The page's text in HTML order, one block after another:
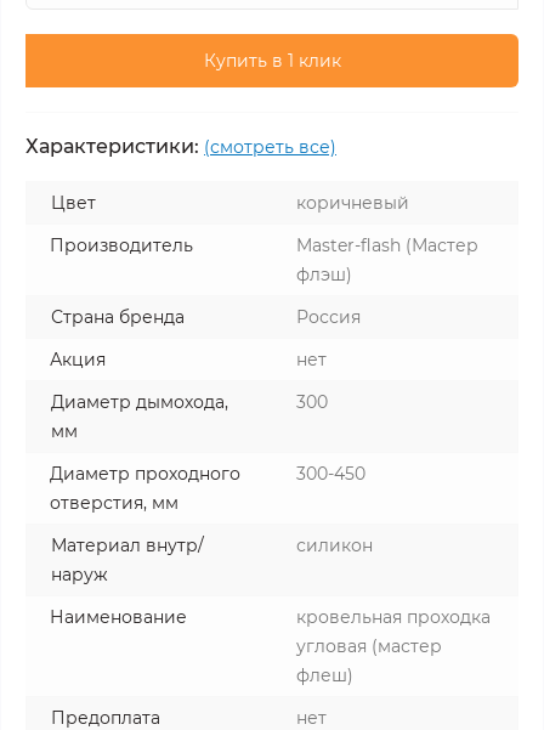
Купить в 1 клик
Характеристики: (смотреть все)
Цвет
коричневый
Производитель
Master-flash (Мастер
флэш)
Страна бренда
Россия
Акция
нет
Диаметр дымохода,
мм
300
Диаметр проходного
отверстия, мм
300-450
Материал внутр/
наруж
силикон
Наименование
кровельная проходка
угловая (мастер
флеш)
Предоплата
нет